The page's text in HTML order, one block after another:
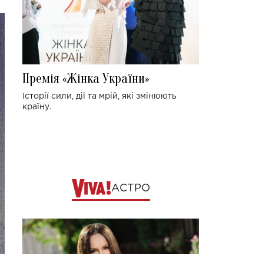
Премія «Жінка України»
Історії сили, дії та мрій, які змінюють
країну.
АСТРО